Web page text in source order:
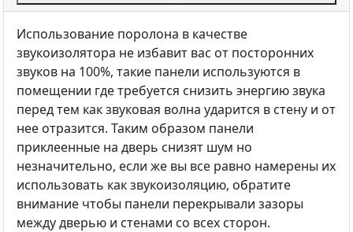
Использование поролона в качестве
звукоизолятора не избавит вас от посторонних
звуков на 100%, такие панели используются в
помещении где требуется снизить энергию звука
перед тем как звуковая волна ударится в стену и от
нее отразится. Таким образом панели
приклеенные на дверь снизят шум но
незначительно, если же вы все равно намерены их
использовать как звукоизоляцию, обратите
внимание чтобы панели перекрывали зазоры
между дверью и стенами со всех сторон.